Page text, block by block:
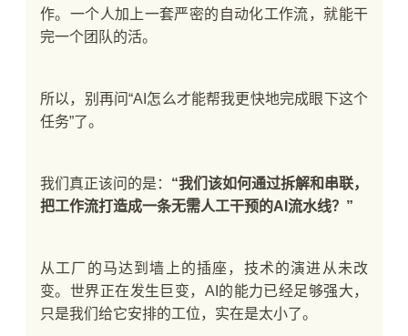
作。一个人加上一套严密的自动化工作流，就能干
完一个团队的活。
所以，别再问“AI怎么才能帮我更快地完成眼下这个
任务”了。
我们真正该问的是： “我们该如何通过拆解和串联，
把工作流打造成一条无需人工干预的AI流水线？”
从工厂的马达到墙上的插座，技术的演进从未改
变。世界正在发生巨变，AI的能力已经足够强大，
只是我们给它安排的工位，实在是太小了。